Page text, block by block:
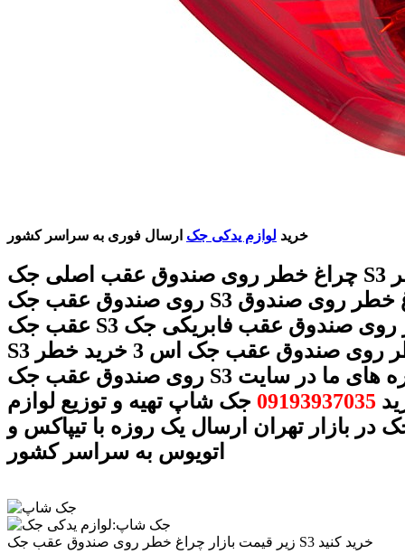
خرید لوازم یدکی جک ارسال فوری به سراسر کشور
چراغ خطر روی صندوق عقب اصلی جک S3 چراغ خطر
روی صندوق عقب جک S3 قیمت چراغ خطر روی صندوق
عقب جک S3 چراغ خطر روی صندوق عقب فابریکی جک
S3 چراغ خطر روی صندوق عقب جک اس 3 خرید خطر
روی صندوق عقب جک S3 با شماره های ما در سایت
09193937035 جک شاپ تهیه و توزیع لوازم
در بازار تهران ارسال یک روزه با تیپاکس و
اتویوس به سراسر کشور
زیر قیمت بازار چراغ خطر روی صندوق عقب جک S3 خرید کنید